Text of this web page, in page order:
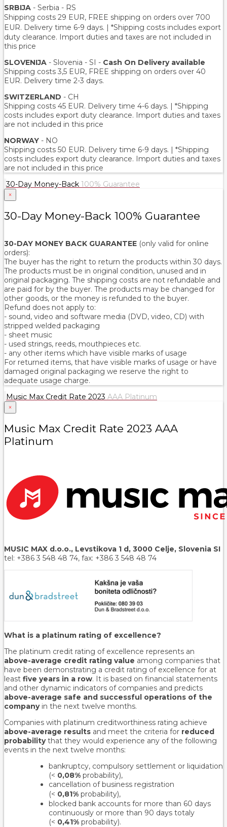
SRBIJA - Serbia - RS
Shipping costs 29 EUR, FREE shipping on orders over 700
EUR. Delivery time 6-9 days. | *Shipping costs includes export
duty clearance. Import duties and taxes are not included in
this price
SLOVENIJA - Slovenia - SI - Cash On Delivery available
Shipping costs 3,5 EUR, FREE shipping on orders over 40
EUR. Delivery time 2-3 days.
SWITZERLAND - CH
Shipping costs 45 EUR. Delivery time 4-6 days. | *Shipping
costs includes export duty clearance. Import duties and taxes
are not included in this price
NORWAY - NO
Shipping costs 50 EUR. Delivery time 6-9 days. | *Shipping
costs includes export duty clearance. Import duties and taxes
are not included in this price
30-Day Money-Back 100% Guarantee
×
30-Day Money-Back 100% Guarantee
30-DAY MONEY BACK GUARANTEE (only valid for online
orders):
The buyer has the right to return the products within 30 days.
The products must be in original condition, unused and in
original packaging. The shipping costs are not refundable and
are paid for by the buyer. The products may be changed for
other goods, or the money is refunded to the buyer.
Refund does not apply to:
- sound, video and software media (DVD, video, CD) with
stripped welded packaging
- sheet music
- used strings, reeds, mouthpieces etc.
- any other items which have visible marks of usage
For returned items, that have visible marks of usage or have
damaged original packaging we reserve the right to
adequate usage charge.
Music Max Credit Rate 2023 AAA Platinum
×
Music Max Credit Rate 2023 AAA
Platinum
MUSIC MAX d.o.o., Levstikova 1 d, 3000 Celje, Slovenia SI
tel: +386 3 548 48 74, fax: +386 3 548 48 74
What is a platinum rating of excellence?
The platinum credit rating of excellence represents an
above-average credit rating value among companies that
have been demonstrating a credit rating of excellence for at
least five years in a row. It is based on financial statements
and other dynamic indicators of companies and predicts
above-average safe and successful operations of the
companyin the next twelve months.
Companies with platinum creditworthiness rating achieve
above-average results and meet the criteria for reduced
probabilitythat they would experience any of the following
events in the next twelve months:
bankruptcy, compulsory settlement or liquidation
(< 0,08% probability),
cancellation of business registration
(< 0,81% probability),
blocked bank accounts for more than 60 days
continuously or more than 90 days totaly
(< 0,41% probability).